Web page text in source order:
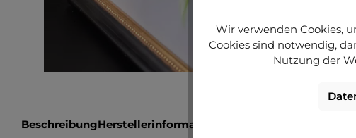
BeschreibungHerstellerinformationen
Wir verwenden Cookies,
Cookies sind notwendig,
Nutzung der